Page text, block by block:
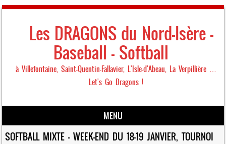
Les DRAGONS du Nord-Isère –
Baseball – Softball
à Villefontaine, Saint-Quentin-Fallavier, L'Isle-d'Abeau, La Verpillière …
Let's Go Dragons !
MENU
Skip to content
SOFTBALL MIXTE – WEEK-END DU 18-19 JANVIER, TOURNOI